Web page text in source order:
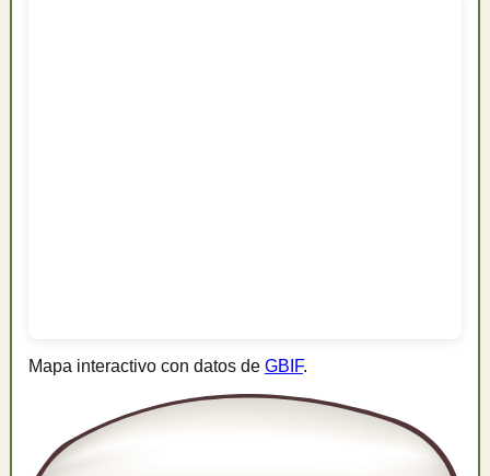
Mapa interactivo con datos de GBIF.